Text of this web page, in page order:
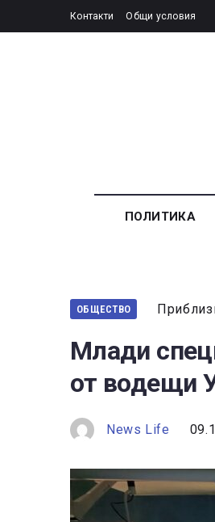
Контакти Общи условия
ПОЛИТИКА
ОБЩЕСТВО
Млади
от водещи
News Life